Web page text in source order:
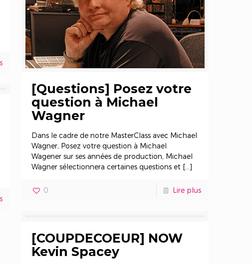
[Questions] Posez votre
question à Michael
Wagner
Dans le cadre de notre MasterClass avec Michael
Wagner, Posez votre question à Michael
Wagener sur ses années de production, Michael
Wagner sélectionnera certaines questions et […]
0 Lire plus
[COUPDECOEUR] NOW
Kevin Spacey